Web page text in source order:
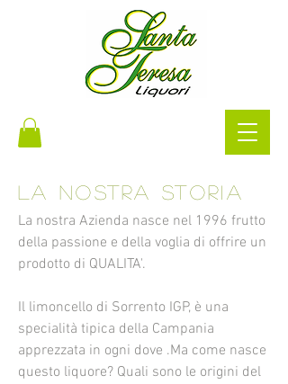
la nostra storia
La nostra Azienda nasce nel 1996 frutto
della passione e della voglia di offrire un
prodotto di QUALITA'.
Il limoncello di Sorrento IGP, è una
specialità tipica della Campania
apprezzata in ogni dove .Ma come nasce
questo liquore? Quali sono le origini del